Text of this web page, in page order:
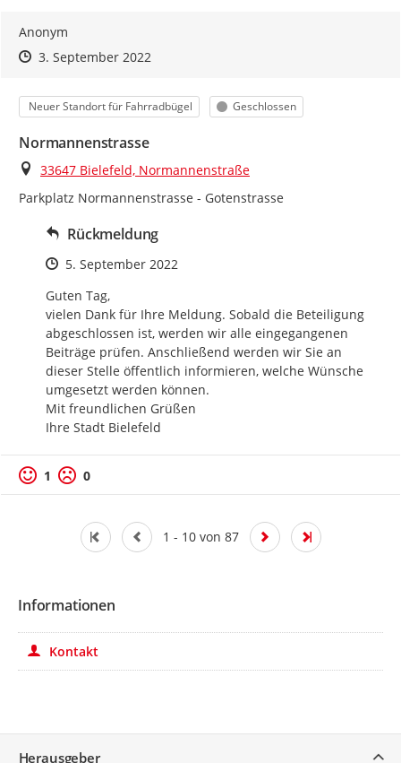
Anonym
Zeitpunkt des Erstellens
Zeitpunkt des Erstellens
3. September 2022Zur Äußerung
Kategorie
Neuer Standort für Fahrradbügel Status
Geschlossen
Normannenstrasse
Ort
33647 Bielefeld, Normannenstraße
Parkplatz Normannenstrasse - Gotenstrasse
Rückmeldung
Zeitpunkt des Erstellens
5. September 2022
Guten Tag,
vielen Dank für Ihre Meldung. Sobald die Beteiligung
abgeschlossen ist, werden wir alle eingegangenen
Beiträge prüfen. Anschließend werden wir Sie an
dieser Stelle öffentlich informieren, welche Wünsche
umgesetzt werden können.
Mit freundlichen Grüßen
Ihre Stadt Bielefeld
Positive Bewertung
1 Negative Bewertung
0
1 - 10 von 87
Informationen
Kontakt
Herausgeber